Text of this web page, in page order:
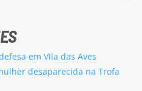
em Vila das Aves
desaparecida na Trofa